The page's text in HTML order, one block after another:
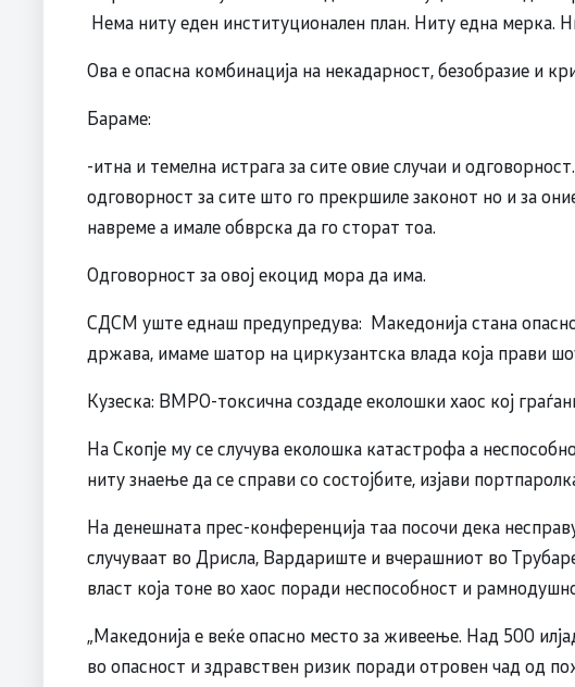
Нема ниту еден институционален план. Ниту една мерка.
Ова е опасна комбинација на некадарност, безобразие и
Бараме:
-итна и темелна истрага за сите овие случаи и
одговорност за сите што го прекршиле законот но и за
навреме а имале обврска да го сторат тоа.
Одговорност за овој екоцид мора да има.
СДСМ уште еднаш предупредува: Македонија стана
држава, имаме шатор на циркузантска влада која прави
Кузеска: ВМРО-токсична создаде еколошки хаос кој
На Скопје му се случува еколошка катастрофа а
ниту знаење да се справи со состојбите, изјави
На денешната прес-конференција таа посочи дека
случуваат во Дрисла, Вардариште и вчерашниот во
власт која тоне во хаос поради неспособност и
„Македонија е веќе опасно место за живеење. Над 500
во опасност и здравствен ризик поради отровен чад од